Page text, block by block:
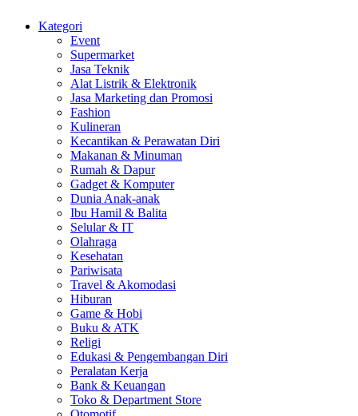
Kategori
Event
Supermarket
Jasa Teknik
Alat Listrik & Elektronik
Jasa Marketing dan Promosi
Fashion
Kulineran
Kecantikan & Perawatan Diri
Makanan & Minuman
Rumah & Dapur
Gadget & Komputer
Dunia Anak-anak
Ibu Hamil & Balita
Selular & IT
Olahraga
Kesehatan
Pariwisata
Travel & Akomodasi
Hiburan
Game & Hobi
Buku & ATK
Religi
Edukasi & Pengembangan Diri
Peralatan Kerja
Bank & Keuangan
Toko & Department Store